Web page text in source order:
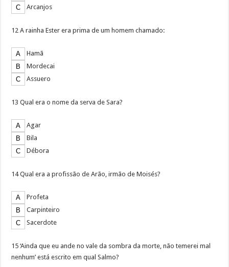
Arcanjos
12 A rainha Ester era prima de um homem chamado:
Hamã
Mordecai
Assuero
13 Qual era o nome da serva de Sara?
Agar
Bila
Débora
14 Qual era a profissão de Arão, irmão de Moisés?
Profeta
Carpinteiro
Sacerdote
15 ‘Ainda que eu ande no vale da sombra da morte, não temerei mal
nenhum’ está escrito em qual Salmo?